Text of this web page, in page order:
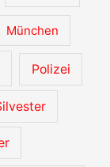
München
Polizei